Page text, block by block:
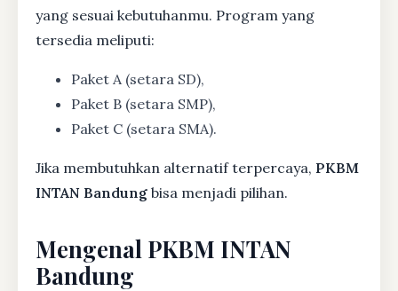
yang sesuai kebutuhanmu. Program yang
tersedia meliputi:
Paket A (setara SD),
Paket B (setara SMP),
Paket C (setara SMA).
Jika membutuhkan alternatif terpercaya, PKBM
INTAN Bandung bisa menjadi pilihan.
Mengenal PKBM INTAN
Bandung